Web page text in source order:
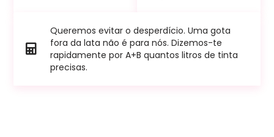
Queremos evitar o desperdício. Uma gota
fora da lata não é para nós. Dizemos-te
rapidamente por A+B quantos litros de tinta
precisas.